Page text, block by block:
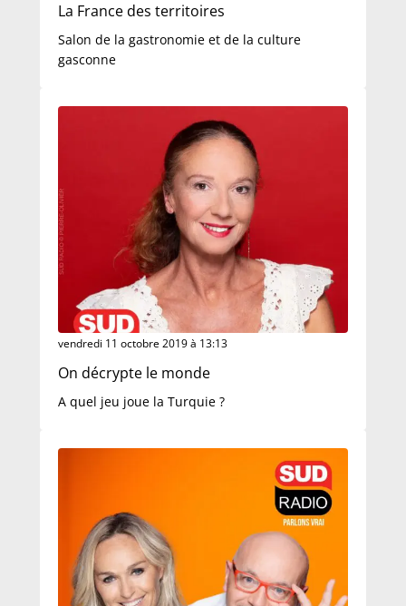
La France des territoires
Salon de la gastronomie et de la culture
gasconne
vendredi 11 octobre 2019 à 13:13
On décrypte le monde
A quel jeu joue la Turquie ?